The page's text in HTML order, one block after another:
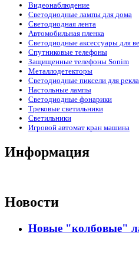
Видеонаблюдение
Светодиодные лампы для дома
Светодиодная лента
Автомобильная пленка
Светодиодные аксессуары для
Спутниковые телефоны
Защищенные телефоны Sonim
Металлодетекторы
Светодиодные пиксели для
Настольные лампы
Светодиодные фонарики
Трековые светильники
Светильники
Игровой автомат кран машина
Информация
Новости
Новые "колбовые"